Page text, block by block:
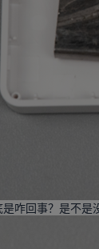
咋回事？是不是